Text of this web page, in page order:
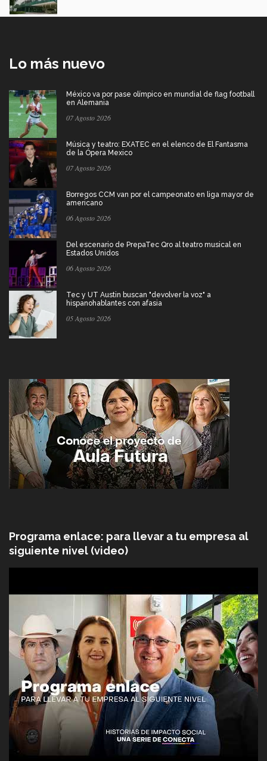
Lo más nuevo
México va por pase olímpico en mundial de flag football
en Alemania
07 Agosto 2026
Música y teatro: EXATEC en el elenco de El Fantasma
de la Ópera Mexico
07 Agosto 2026
Borregos CCM van por el campeonato en liga mayor de
americano
06 Agosto 2026
Del escenario de PrepaTec Qro al teatro musical en
Estados Unidos
06 Agosto 2026
Tec y UT Austin buscan "devolver la voz" a
hispanohablantes con afasia
05 Agosto 2026
Programa enlace: para llevar a tu empresa al
siguiente nivel (video)